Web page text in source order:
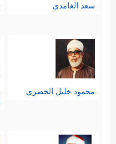
سعد الغامدي
محمود خليل الحصري